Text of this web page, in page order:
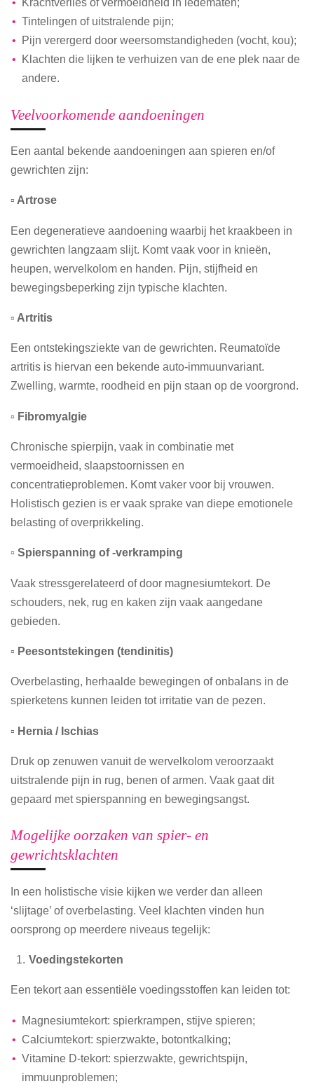
Tintelingen of uitstralende pijn;
Pijn verergerd door weersomstandigheden (vocht, kou);
Klachten die lijken te verhuizen van de ene plek naar de
andere.
Veelvoorkomende aandoeningen
Een aantal bekende aandoeningen aan spieren en/of
gewrichten zijn:
▫️ Artrose
Een degeneratieve aandoening waarbij het kraakbeen in
gewrichten langzaam slijt. Komt vaak voor in knieën,
heupen, wervelkolom en handen. Pijn, stijfheid en
bewegingsbeperking zijn typische klachten.
▫️ Artritis
Een ontstekingsziekte van de gewrichten. Reumatoïde
artritis is hiervan een bekende auto-immuunvariant.
Zwelling, warmte, roodheid en pijn staan op de voorgrond.
▫️ Fibromyalgie
Chronische spierpijn, vaak in combinatie met
vermoeidheid, slaapstoornissen en
concentratieproblemen. Komt vaker voor bij vrouwen.
Holistisch gezien is er vaak sprake van diepe emotionele
belasting of overprikkeling.
▫️ Spierspanning of -verkramping
Vaak stressgerelateerd of door magnesiumtekort. De
schouders, nek, rug en kaken zijn vaak aangedane
gebieden.
▫️ Peesontstekingen (tendinitis)
Overbelasting, herhaalde bewegingen of onbalans in de
spierketens kunnen leiden tot irritatie van de pezen.
▫️ Hernia / Ischias
Druk op zenuwen vanuit de wervelkolom veroorzaakt
uitstralende pijn in rug, benen of armen. Vaak gaat dit
gepaard met spierspanning en bewegingsangst.
Mogelijke oorzaken van spier- en
gewrichtsklachten
In een holistische visie kijken we verder dan alleen
‘slijtage’ of overbelasting. Veel klachten vinden hun
oorsprong op meerdere niveaus tegelijk:
Voedingstekorten
Een tekort aan essentiële voedingsstoffen kan leiden tot:
Magnesiumtekort: spierkrampen, stijve spieren;
Calciumtekort: spierzwakte, botontkalking;
Vitamine D-tekort: spierzwakte, gewrichtspijn,
immuunproblemen;